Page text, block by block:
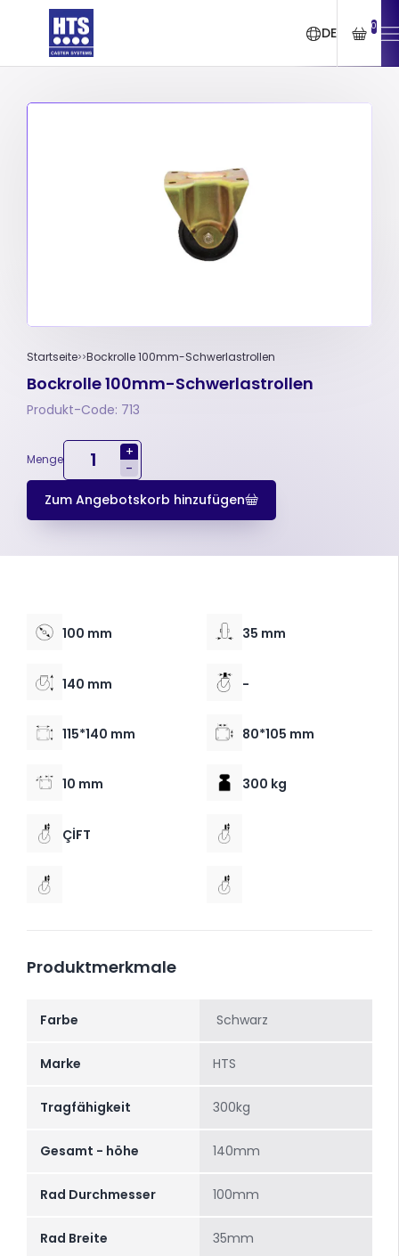
DE 0
Startseite Bockrolle 100mm-Schwerlastrollen
Bockrolle 100mm-Schwerlastrollen
Produkt-Code: 713
Menge
+
-
Zum Angebotskorb hinzufügen
100 mm 35 mm
140 mm -
115*140 mm 80*105 mm
10 mm 300 kg
ÇİFT
Produktmerkmale
Farbe Schwarz
Marke HTS
Tragfähigkeit 300kg
Gesamt - höhe 140mm
Rad Durchmesser 100mm
Rad Breite 35mm